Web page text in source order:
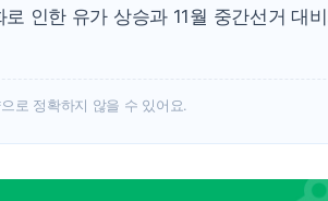
로 인한 유가 상승과 11월 중간선거 대
로 정확하지 않을 수 있어요.